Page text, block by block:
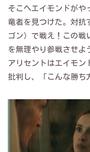
そこへエイモンドがや
竜者を見つけた。対抗
ゴン）で戦え！この戦
を無理やり参戦させよ
アリセントはエイモン
批判し、「こんな勝ち